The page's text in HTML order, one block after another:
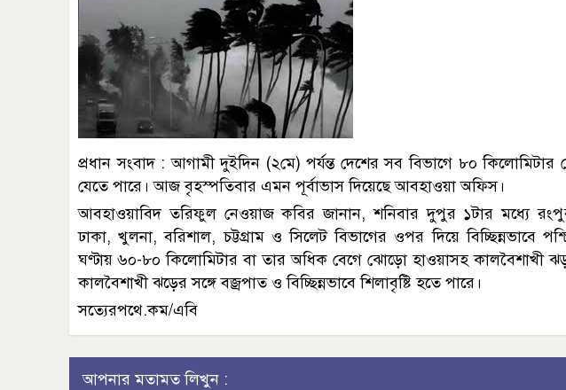
প্রধান সংবাদ : আগামী দুইদিন (২মে) পর্যন্ত দেশের সব বিভাগে ৮০ কিলোমিটার
যেতে পারে। আজ বৃহস্পতিবার এমন পূর্বাভাস দিয়েছে আবহাওয়া অফিস।
আবহাওয়াবিদ তরিফুল নেওয়াজ কবির জানান, শনিবার দুপুর ১টার মধ্যে
ঢাকা, খুলনা, বরিশাল, চট্টগ্রাম ও সিলেট বিভাগের ওপর দিয়ে বিচ্ছিন্নভাবে
ঘণ্টায় ৬০-৮০ কিলোমিটার বা তার অধিক বেগে ঝোড়ো হাওয়াসহ কালবৈশাখী
কালবৈশাখী ঝড়ের সঙ্গে বজ্রপাত ও বিচ্ছিন্নভাবে শিলাবৃষ্টি হতে পারে।
সত্যেরপথে.কম/এবি
আপনার মতামত লিখুন :